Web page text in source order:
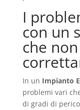
I
con un
che
In un Impianto
problemi vari
di gradi di